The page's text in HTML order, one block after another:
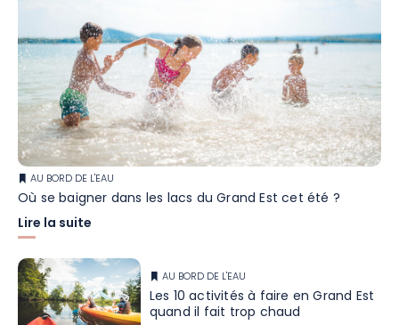
AU BORD DE L'EAU
Où se baigner dans les lacs du Grand Est cet été ?
Lire la suite
AU BORD DE L'EAU
Les 10 activités à faire en Grand Est
quand il fait trop chaud